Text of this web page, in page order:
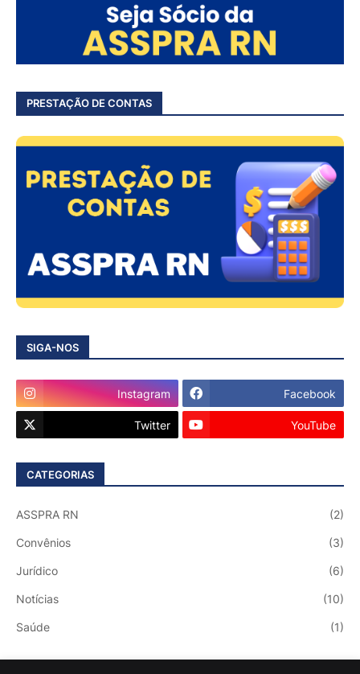
PRESTAÇÃO DE CONTAS
SIGA-NOS
Instagram Facebook
Twitter YouTube
CATEGORIAS
ASSPRA RN (2)
Convênios (3)
Jurídico (6)
Notícias (10)
Saúde (1)